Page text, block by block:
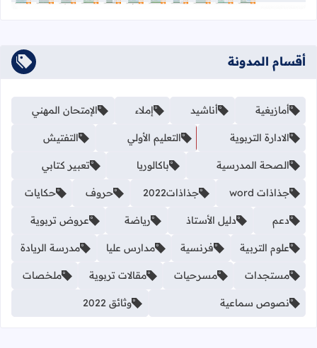
أقسام المدونة
أمازيغية أناشيد إملاء الإمتحان المهني
الادارة التربوية التعليم الأولي التفتيش
الصحة المدرسية باكالوريا تعبير كتابي
جذاذات word جذاذات2022 حروف حكايات
دعم دليل الأستاذ رياضة عروض تربوية
علوم التربية فرنسية مدارس عليا مدرسة الريادة
مستجدات مسرحيات مقالات تربوية ملخصات
نصوص سماعية وثائق 2022